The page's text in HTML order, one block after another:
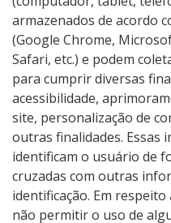
armazenados de acordo
(Google Chrome,
Safari, etc.) e podem
para cumprir diversas
acessibilidade,
site, personalização de
outras finalidades. Essas
identificam o usuário de
cruzadas com outras
identificação. Em
não permitir o uso de